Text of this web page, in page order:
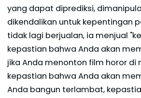
yang dapat diprediksi,
dikendalikan untuk kepentingan
tidak lagi berjualan, ia menjual
kepastian bahwa Anda akan
jika Anda menonton film horor di
kepastian bahwa Anda akan
Anda bangun terlambat,